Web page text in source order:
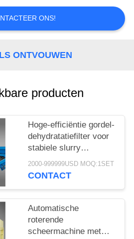
ONS!
ONTVOUWEN
producten
Hoge-efficiëntie gordel-
dehydratatiefilter voor
stabiele slurry
ontwatering in cassava
zetmeel verwerking
2000-999999USD MOQ:1SET
CONTACT
Automatische
roterende
scheermachine met